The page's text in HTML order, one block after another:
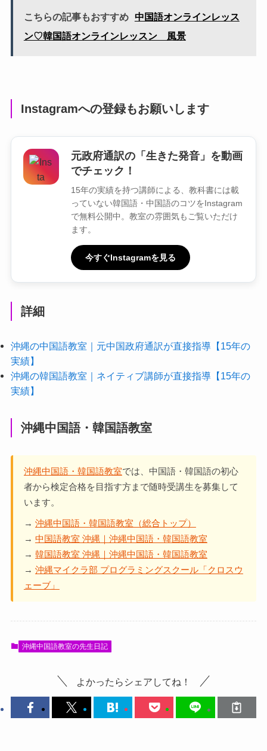
こちらの記事もおすすめ 中国語オンラインレッス
ン♡韓国語オンラインレッスン 風景
Instagramへの登録もお願いします
元政府通訳の「生きた発音」を動画
でチェック！
15年の実績を持つ講師による、教科書には載
っていない韓国語・中国語のコツをInstagram
で無料公開中。教室の雰囲気もご覧いただけ
ます。
今すぐInstagramを見る
詳細
沖縄の中国語教室｜元中国政府通訳が直接指導【15年の
実績】
沖縄の韓国語教室｜ネイティブ講師が直接指導【15年の
実績】
沖縄中国語・韓国語教室
沖縄中国語・韓国語教室では、中国語・韓国語の初心
者から検定合格を目指す方まで随時受講生を募集して
います。
→ 沖縄中国語・韓国語教室（総合トップ）
→ 中国語教室 沖縄｜沖縄中国語・韓国語教室
→ 韓国語教室 沖縄｜沖縄中国語・韓国語教室
→ 沖縄マイクラ部 プログラミングスクール「クロスウ
ェーブ」
沖縄中国語教室の先生日記
よかったらシェアしてね！